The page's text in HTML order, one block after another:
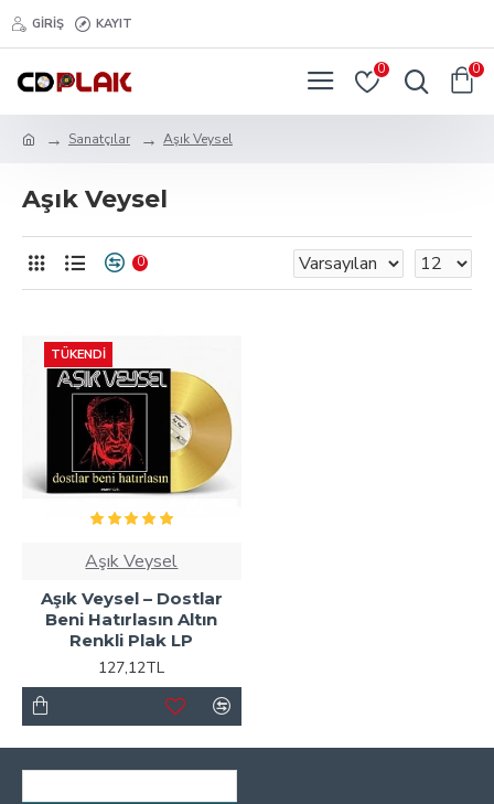
GIRIŞ KAYIT
0 0
Sanatçılar Aşık Veysel
Aşık Veysel
0
TÜKENDI
Aşık Veysel
Aşık Veysel ‎– Dostlar
Beni Hatırlasın Altın
Renkli Plak LP
127,12TL